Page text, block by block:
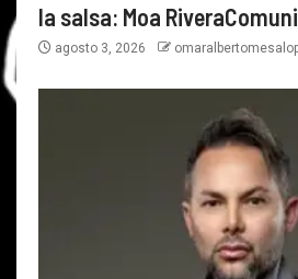
la salsa: Moa
agosto 3, 2026